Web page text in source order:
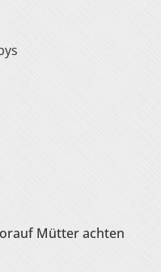
Mütter achten